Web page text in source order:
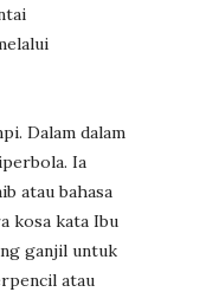
Dalam dalam
Ia
atau bahasa
kosa kata Ibu
ganjil untuk
atau